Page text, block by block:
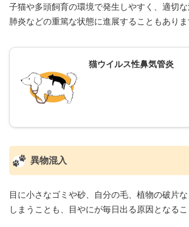
子猫や多頭飼育の環境で発生しやすく、適切
肺炎などの重篤な状態に進展することもありま
猫ウイルス性鼻気管炎
異物混入
目に小さなゴミや砂、自分の毛、植物の破片
しまうことも、目やにが毎日出る原因となるこ